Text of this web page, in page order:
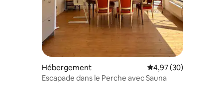
Hébergement Évaluation moyenne
4,97 (30)
Escapade dans le Perche avec Sauna